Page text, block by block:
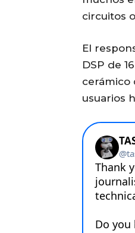
circuitos
El
DSP de
cerámico
usuarios